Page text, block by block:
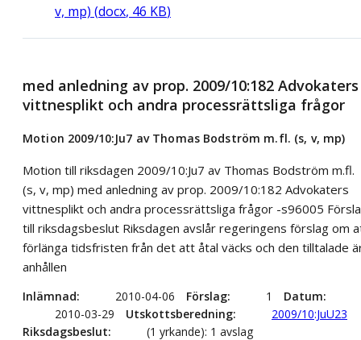
v, mp) (docx, 46 KB)
med anledning av prop. 2009/10:182 Advokaters
vittnesplikt och andra processrättsliga frågor
Motion 2009/10:Ju7 av Thomas Bodström m.fl. (s, v, mp)
Motion till riksdagen 2009/10:Ju7 av Thomas Bodström m.fl.
(s, v, mp) med anledning av prop. 2009/10:182 Advokaters
vittnesplikt och andra processrättsliga frågor -s96005
till riksdagsbeslut Riksdagen avslår regeringens förslag om
förlänga tidsfristen från det att åtal väcks och den tilltalade
anhållen
Inlämnad 2010-04-06 Förslag 1
Datum
2010-03-29
Utskottsberedning
2009/10:JuU23
Riksdagsbeslut
(1 yrkande): 1 avslag